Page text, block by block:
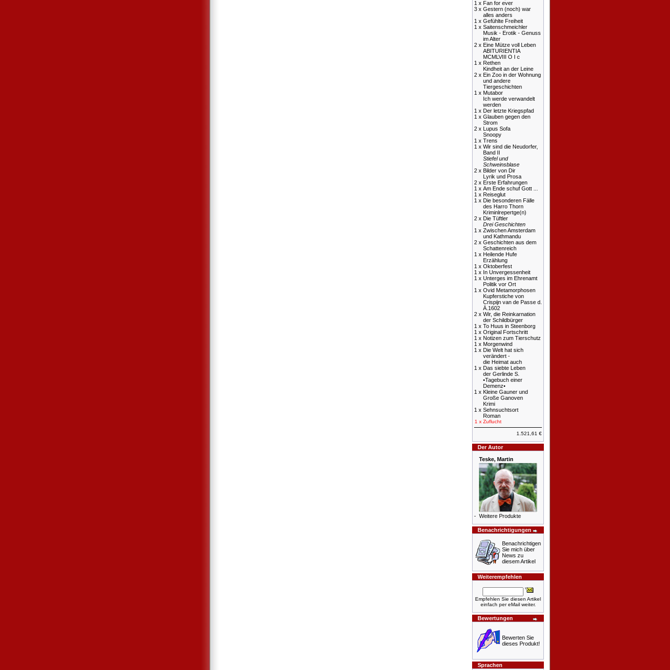
1 x Fan for ever
3 x Gestern (noch) war
alles anders
1 x Gefühlte Freiheit
1 x Saitenschmeichler
Musik - Erotik - Genuss
im Alter
2 x Eine Mütze voll Leben
ABITURIENTIA
MCMLVIII O I c
1 x Rethen
Kindheit an der Leine
2 x Ein Zoo in der Wohnung
und andere
Tiergeschichten
1 x Mutabor
Ich werde verwandelt
werden
1 x Der letzte Kriegspfad
1 x Glauben gegen den
Strom
2 x Lupus Sofa
Snoopy
1 x Trens
1 x Wir sind die Neudorfer,
Band II
Stiefel und
Schweinsblase
2 x Bilder von Dir
Lyrik und Prosa
2 x Erste Erfahrungen
1 x Am Ende schuf Gott ...
1 x Reiseglut
1 x Die besonderen Fälle
des Harro Thorn
Kriminlrepertge(n)
2 x Die Tüftler
Drei Geschichten
1 x Zwischen Amsterdam
und Kathmandu
2 x Geschichten aus dem
Schattenreich
1 x Heilende Hufe
Erzählung
1 x Oktoberfest
1 x In Unvergessenheit
1 x Unterges im Ehrenamt
Politik vor Ort
1 x Ovid Metamorphosen
Kupferstiche von
Crispijn van de Passe d.
Ä.1602
2 x Wir, die Reinkarnation
der Schildbürger
1 x To Huus in Steenborg
1 x Original Fortschritt
1 x Notizen zum Tierschutz
1 x Morgenwind
1 x Die Welt hat sich
verändert -
die Heimat auch
1 x Das siebte Leben
der Gerlinde S.
•Tagebuch einer
Demenz•
1 x Kleine Gauner und
Große Ganoven
Krimi
1 x Sehnsuchtsort
Roman
1 x Zuflucht
1.521,61 €
Der Autor
Teske, Martin
- Weitere Produkte
Benachrichtigungen
Benachrichtigen
Sie mich über
News zu
diesem Artikel
Weiterempfehlen
Empfehlen Sie diesen Artikel
einfach per eMail weiter.
Bewertungen
Bewerten Sie
dieses Produkt!
Sprachen